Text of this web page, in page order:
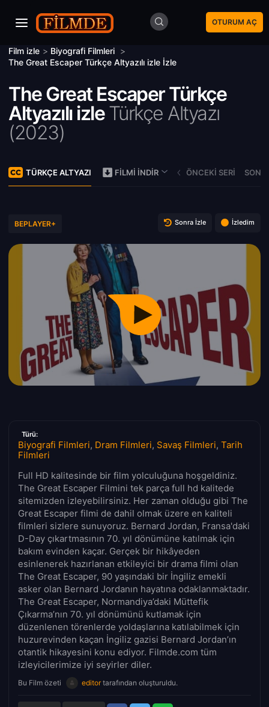
OTURUM AÇ
Film izle > Biyografi Filmleri >
The Great Escaper Türkçe Altyazılı izle İzle
The Great Escaper Türkçe
Altyazılı izleTürkçe Altyazı
(2023)
TÜRKÇE ALTYAZI FILMI İNDIR ÖNCEKI SERI
BEPLAYER+ Sonra İzle İzledim
Türü:
Biyografi Filmleri, Dram Filmleri, Savaş Filmleri, Tarih
Filmleri
Full HD kalitesinde bir film yolculuğuna hoşgeldiniz.
The Great Escaper Filmini tek parça full hd kalitede
sitemizden izleyebilirsiniz. Her zaman olduğu gibi The
Great Escaper filmi de dahil olmak üzere en kaliteli
filmleri sizlere sunuyoruz. Bernard Jordan, Fransa'daki
D-Day çıkartmasının 70. yıl dönümüne katılmak için
bakım evinden kaçar. Gerçek bir hikâyeden
esinlenerek hazırlanan etkileyici bir drama filmi olan
The Great Escaper, 90 yaşındaki bir İngiliz emekli
asker olan Bernard Jordanın hayatına odaklanmaktadır.
The Great Escaper, Normandiya’daki Müttefik
Çıkarma’nın 70. yıl dönümünü kutlamak için
düzenlenen törenlerde yoldaşlarına katılabilmek için
huzurevinden kaçan İngiliz gazisi Bernard Jordan’ın
otantik hikayesini konu ediyor. Filmde.com tüm
izleyicilerimize iyi seyirler diler.
Bu Film özeti editortarafından oluşturuldu.